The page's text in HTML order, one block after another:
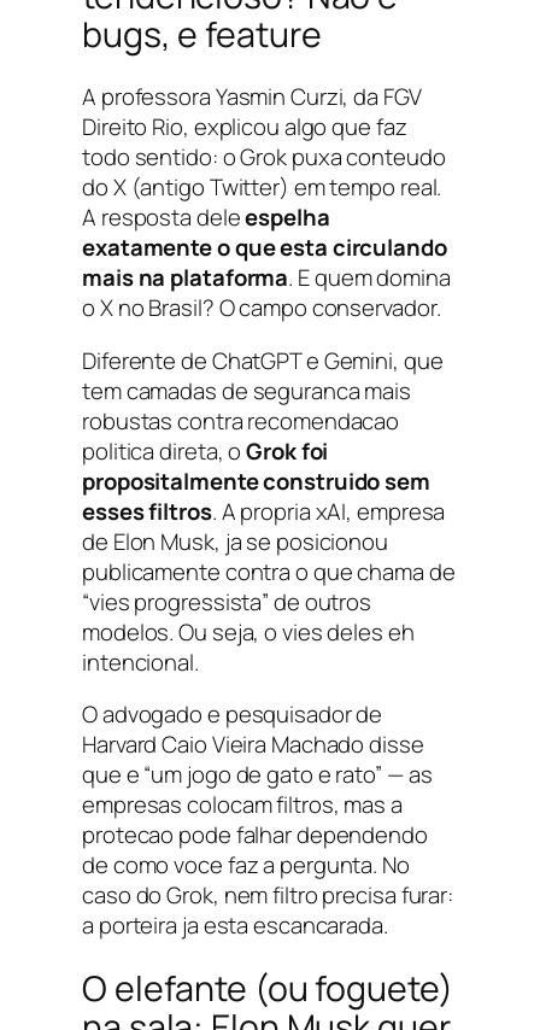
bugs, e feature
A professora Yasmin Curzi, da FGV
Direito Rio, explicou algo que faz
todo sentido: o Grok puxa conteudo
do X (antigo Twitter) em tempo real.
A resposta deleespelha
exatamente o que esta circulando
mais na plataforma. E quem domina
o X no Brasil? O campo conservador.
Diferente de ChatGPT e Gemini, que
tem camadas de seguranca mais
robustas contra recomendacao
politica direta, oGrok foi
propositalmente construido sem
esses filtros. A propria xAI, empresa
de Elon Musk, ja se posicionou
publicamente contra o que chama de
“vies progressista” de outros
modelos. Ou seja, o vies deles eh
intencional.
O advogado e pesquisador de
Harvard Caio Vieira Machado disse
que e “um jogo de gato e rato” — as
empresas colocam filtros, mas a
protecao pode falhar dependendo
de como voce faz a pergunta. No
caso do Grok, nem filtro precisa furar:
a porteira ja esta escancarada.
O elefante (ou foguete)